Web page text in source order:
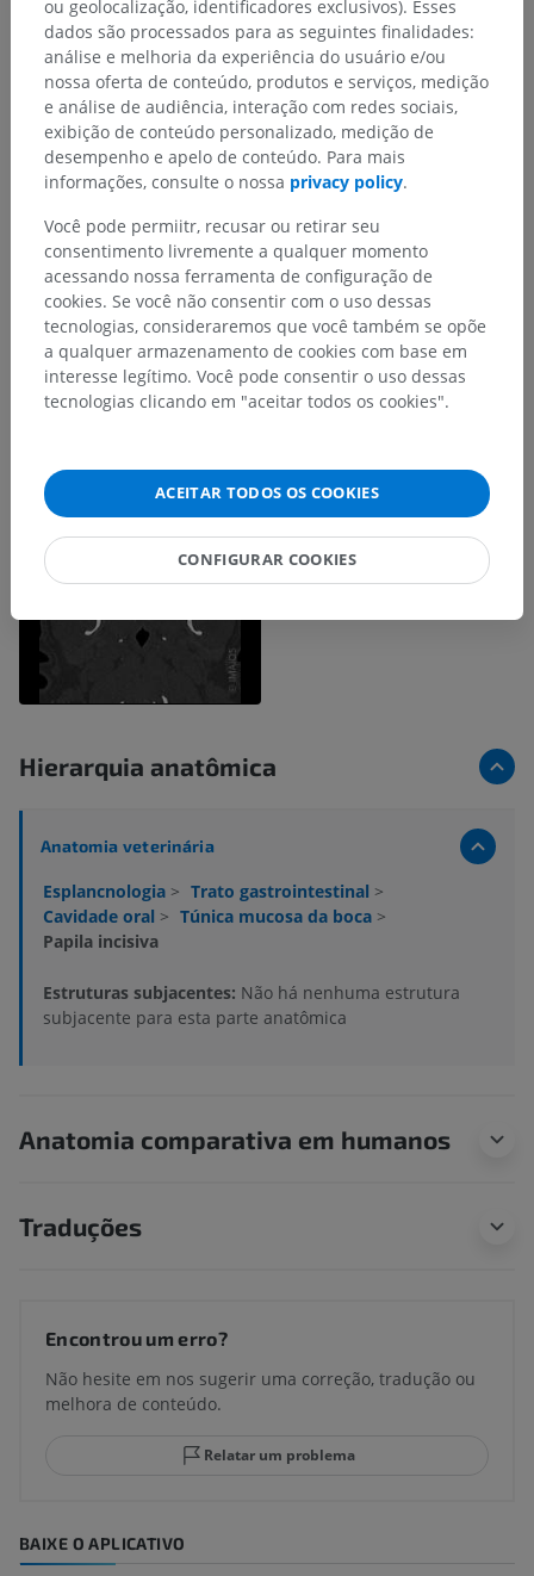
Hierarquia anatômica
Anatomia veterinária
Esplancnologia > Trato gastrointestinal >
Cavidade oral > Túnica mucosa da boca >
Papila incisiva
Estruturas subjacentes: Não há nenhuma estrutura
subjacente para esta parte anatômica
Anatomia comparativa em humanos
Traduções
Encontrou um erro?
Não hesite em nos sugerir uma correção, tradução ou
melhora de conteúdo.
Relatar um problema
BAIXE O APLICATIVO
ou geolocalização, identificadores exclusivos). Esses
dados são processados para as seguintes finalidades:
análise e melhoria da experiência do usuário e/ou
nossa oferta de conteúdo, produtos e serviços, medição
e análise de audiência, interação com redes sociais,
exibição de conteúdo personalizado, medição de
desempenho e apelo de conteúdo. Para mais
informações, consulte o nossa privacy policy.
Você pode permiitr, recusar ou retirar seu
consentimento livremente a qualquer momento
acessando nossa ferramenta de configuração de
cookies. Se você não consentir com o uso dessas
tecnologias, consideraremos que você também se opõe
a qualquer armazenamento de cookies com base em
interesse legítimo. Você pode consentir o uso dessas
tecnologias clicando em "aceitar todos os cookies".
ACEITAR TODOS OS COOKIES
CONFIGURAR COOKIES